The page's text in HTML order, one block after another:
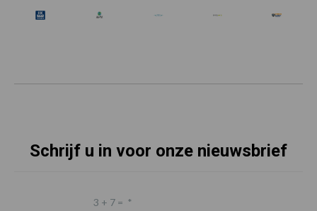
Schrijf u in voor onze nieuwsbrief
3 + 7 = *